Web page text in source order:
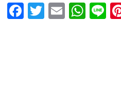
Facebook
Twitter
Email